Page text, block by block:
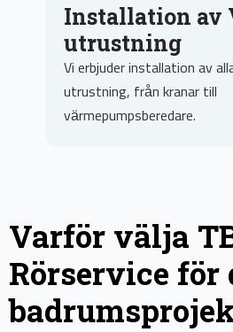
Reparation
problem
Oavsett om det är en
kran, kan vi snabbt
VVS-problem.
Varför välja
Rörservice